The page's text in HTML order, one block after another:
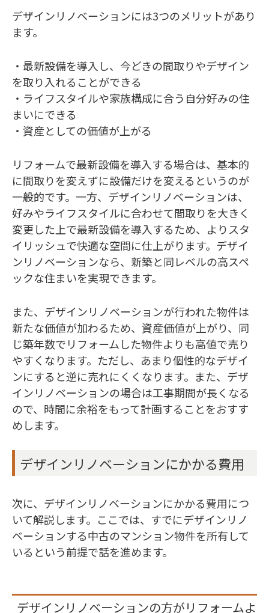
デザインリノベーションには3つのメリットがあり
ます。
・最新設備を導入し、今どきの間取りやデザイン
を取り入れることができる
・ライフスタイルや家族構成に合う自分好みの住
まいにできる
・資産としての価値が上がる
リフォームで最新設備を導入する場合は、基本的
に間取りを変えずに設備だけを変えるというのが
一般的です。一方、デザインリノベーションは、
好みやライフスタイルに合わせて間取りを大きく
変更した上で最新設備を導入するため、よりスタ
イリッシュで快適な空間に仕上がります。デザイ
ンリノベーションなら、新築と同レベルの高スペ
ックな住まいを実現できます。
また、デザインリノベーションが行われた物件は
新たな価値が加わるため、資産価値が上がり、同
じ築年数でリフォームした物件よりも高値で売り
やすくなります。ただし、あまり個性的なデザイ
ンにすると逆に売れにくくなります。また、デザ
インリノベーションの場合は工事期間が長くなる
ので、時間に余裕をもって計画することをおすす
めします。
デザインリノベーションにかかる費用
次に、デザインリノベーションにかかる費用につ
いて解説します。ここでは、すでにデザインリノ
ベーションする中古のマンション物件を所有して
いるという前提で話を進めます。
デザインリノベーションの方がリフォームよ